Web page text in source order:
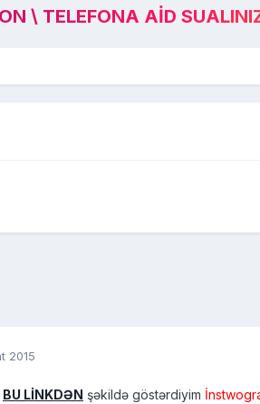
\ TELEFONA AID
2015
BU LİNKDƏN şəkildə göstərdiyim